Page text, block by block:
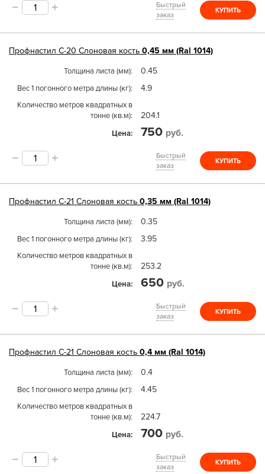
Быстрый
заказ
КУПИТЬ
Профнастил С-20 Слоновая кость 0,45 мм (Ral 1014)
Толщина листа (мм) 0.45
Вес 1 погонного метра длины (кг) 4.9
Количество метров квадратных в
тонне (кв.м)
204.1
Цена 750 руб.
Быстрый
заказ
КУПИТЬ
Профнастил С-21 Слоновая кость 0,35 мм (Ral 1014)
Толщина листа (мм) 0.35
Вес 1 погонного метра длины (кг) 3.95
Количество метров квадратных в
тонне (кв.м)
253.2
Цена 650 руб.
Быстрый
заказ
КУПИТЬ
Профнастил С-21 Слоновая кость 0,4 мм (Ral 1014)
Толщина листа (мм) 0.4
Вес 1 погонного метра длины (кг) 4.45
Количество метров квадратных в
тонне (кв.м)
224.7
Цена 700 руб.
Быстрый
заказ
КУПИТЬ